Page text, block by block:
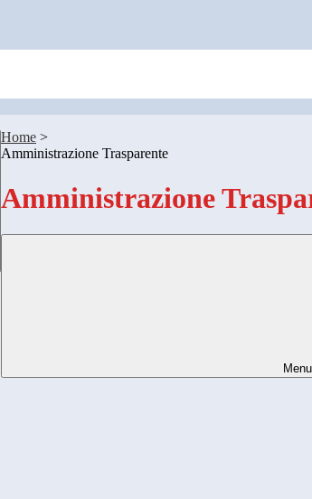
Home >
Amministrazione Trasparente
Amministrazione